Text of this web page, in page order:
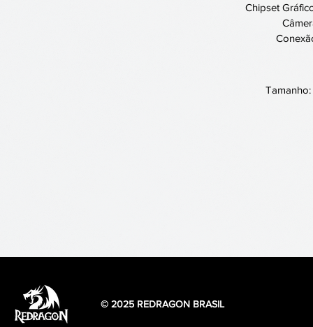
Chipset
Tamanho:
© 2025 REDRAGON BRASIL